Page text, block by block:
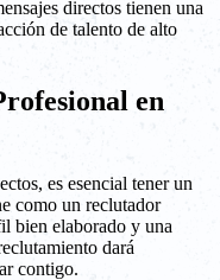
directos tienen una
de talento de alto
en
es esencial tener un
como un reclutador
bien elaborado y una
dará
contigo.